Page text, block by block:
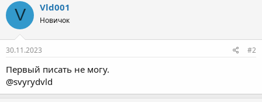
к
ц
и
и
:
V Vld001
Новичок
30.11.2023 #2
Первый писать не могу.
@svyrydvld